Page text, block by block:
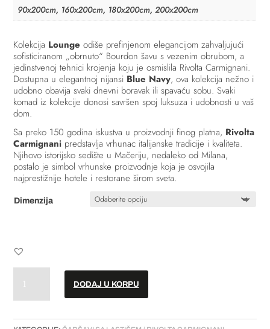
90x200cm, 160x200cm, 180x200cm, 200x200cm
Kolekcija Lounge odiše prefinjenom elegancijom zahvaljujući
sofisticiranom „obrnuto“ Bourdon šavu s vezenim obrubom, a
jedinstvenoj tehnici krojenja koju je osmislila Rivolta Carmignani.
Dostupna u elegantnoj nijansi Blue Navy, ova kolekcija nežno i
udobno obavija svaki dnevni boravak ili spavaću sobu. Svaki
komad iz kolekcije donosi savršen spoj luksuza i udobnosti u vaš
dom.
Sa preko 150 godina iskustva u proizvodnji finog platna, Rivolta
Carmignani predstavlja vrhunac italijanske tradicije i kvaliteta.
Njihovo istorijsko sedište u Mačeriju, nedaleko od Milana,
postalo je simbol vrhunske proizvodnje koja je osvojila
najprestižnije hotele i restorane širom sveta.
Dimenzija
lastišem
DODAJ U KORPU